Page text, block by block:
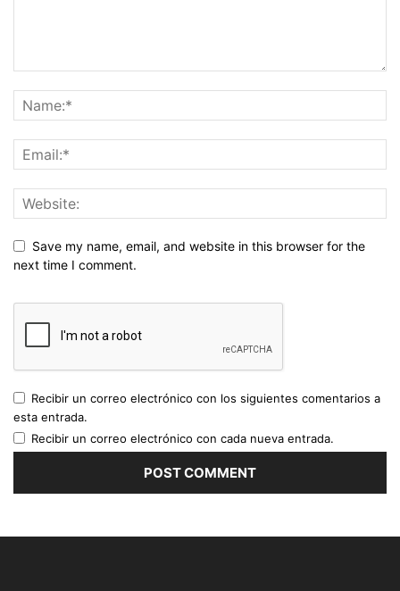
Save my name, email, and website in this browser for the
next time I comment.
Recibir un correo electrónico con los siguientes comentarios a
esta entrada.
Recibir un correo electrónico con cada nueva entrada.